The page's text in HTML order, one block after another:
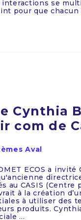
interactions se
pour que
Cynthia
com de
Aval
ECOS a
au CASIS
à la création
à utiliser des
produits.
...